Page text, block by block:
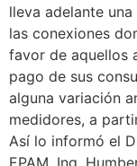
lleva adelante
las conexiones
favor de aquellos
pago de sus
alguna variación
medidores, a
Así lo informó el
EPAM, Ing.